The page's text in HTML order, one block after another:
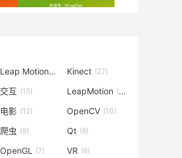
Leap Motion(42) Kinect (27)
交互 (15) LeapMotion (15)
电影 (12) OpenCV (10)
爬虫 (9) Qt (8)
OpenGL (7) VR (6)